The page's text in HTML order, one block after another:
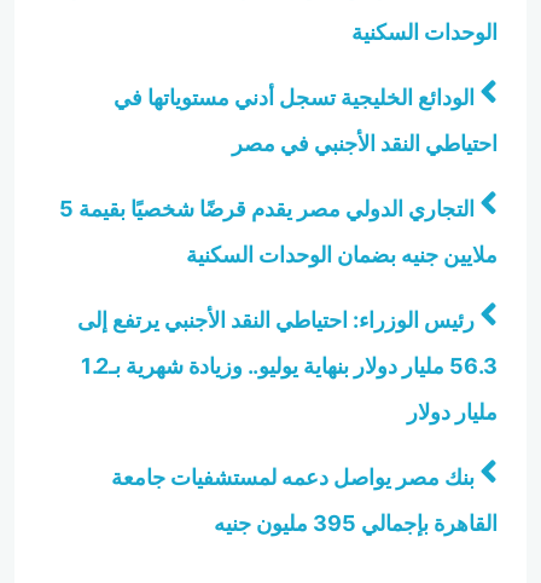
الوحدات السكنية
الودائع الخليجية تسجل أدني مستوياتها في
احتياطي النقد الأجنبي في مصر
التجاري الدولي مصر يقدم قرضًا شخصيًا بقيمة 5
ملايين جنيه بضمان الوحدات السكنية
رئيس الوزراء: احتياطي النقد الأجنبي يرتفع إلى
56.3 مليار دولار بنهاية يوليو.. وزيادة شهرية بـ1.2
مليار دولار
بنك مصر يواصل دعمه لمستشفيات جامعة
القاهرة بإجمالي 395 مليون جنيه